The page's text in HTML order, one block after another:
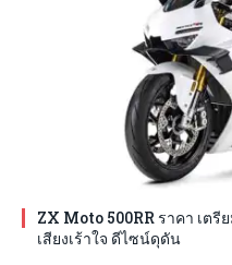
ZX Moto 500RR ราคา เตรี
เสียงเร้าใจ ดีไซน์ดุดัน